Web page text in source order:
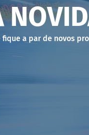
a par de novos